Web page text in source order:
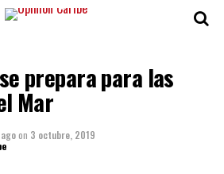
prepara para las
Mar
on 3 octubre, 2019